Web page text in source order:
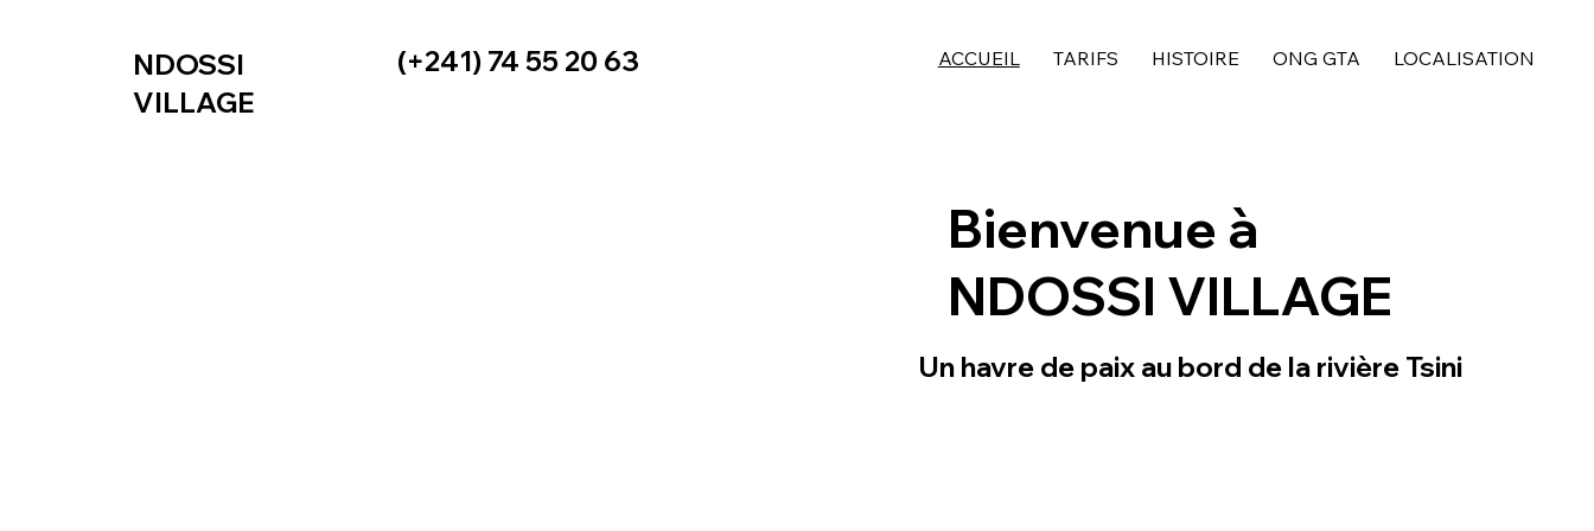
NDOSSI
VILLAGE
(+241) 74 55 20 63 ACCUEIL TARIFS HISTOIRE ONG GTA LOCALISATION
Bienvenue à
NDOSSI VILLAGE
Un havre de paix au bord de la rivière Tsini